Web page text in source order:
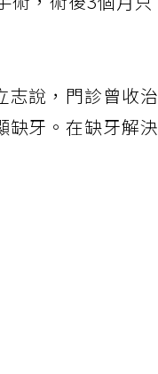
術，術後3個月只
志說，門診曾收治
缺牙。在缺牙解決